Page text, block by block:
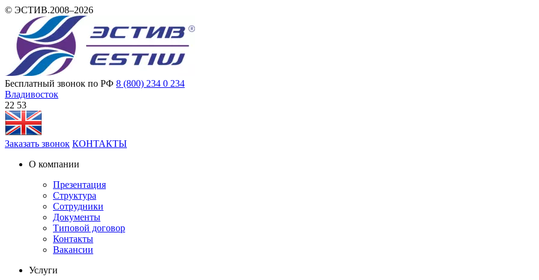
© ЭСТИВ.2008–2026
Бесплатный звонок по РФ 8 (800) 234 0 234
Владивосток
22:53
Заказать звонок КОНТАКТЫ
О компании
Презентация
Структура
Сотрудники
Документы
Типовой договор
Контакты
Вакансии
Услуги